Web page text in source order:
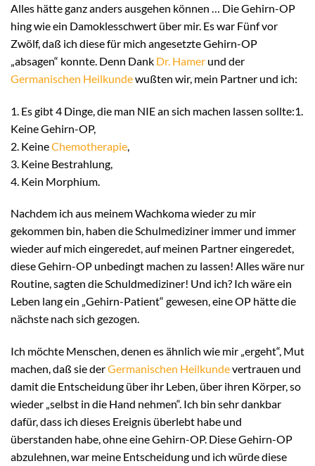
Alles hätte ganz anders ausgehen können … Die Gehirn-OP
hing wie ein Damoklesschwert über mir. Es war Fünf vor
Zwölf, daß ich diese für mich angesetzte Gehirn-OP
„absagen“ konnte. Denn Dank Dr. Hamer und der
Germanischen Heilkundewußten wir, mein Partner und ich:
1. Es gibt 4 Dinge, die man NIE an sich machen lassen sollte:1.
Keine Gehirn-OP,
2. KeineChemotherapie
3. Keine Bestrahlung,
4. Kein Morphium.
Nachdem ich aus meinem Wachkoma wieder zu mir
gekommen bin, haben die Schulmediziner immer und immer
wieder auf mich eingeredet, auf meinen Partner eingeredet,
diese Gehirn-OP unbedingt machen zu lassen! Alles wäre nur
Routine, sagten die Schuldmediziner! Und ich? Ich wäre ein
Leben lang ein „Gehirn-Patient“ gewesen, eine OP hätte die
nächste nach sich gezogen.
Ich möchte Menschen, denen es ähnlich wie mir „ergeht“, Mut
machen, daß sie derGermanischen Heilkundevertrauen und
damit die Entscheidung über ihr Leben, über ihren Körper, so
wieder „selbst in die Hand nehmen“. Ich bin sehr dankbar
dafür, dass ich dieses Ereignis überlebt habe und
überstanden habe, ohne eine Gehirn-OP. Diese Gehirn-OP
abzulehnen, war meine Entscheidung und ich würde diese